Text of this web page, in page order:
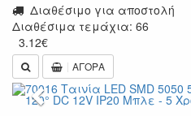
Διαθέσιμο για αποστολή
Διαθέσιμα τεμάχια: 66
3.12€
ΑΓΟΡΑ
Previous